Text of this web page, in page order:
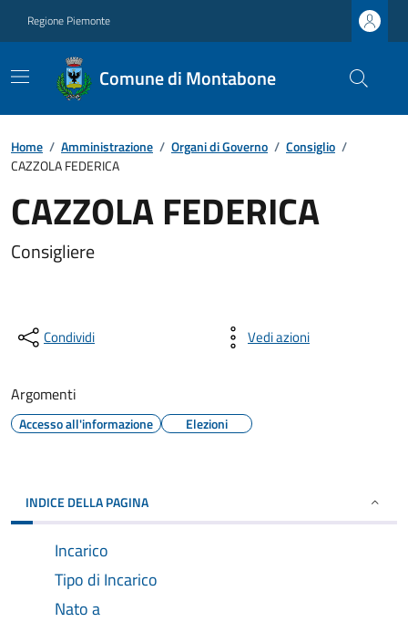
Regione Piemonte
Comune di Montabone
Home / Amministrazione / Organi di Governo / Consiglio /
CAZZOLA FEDERICA
CAZZOLA FEDERICA
Consigliere
Condividi Vedi azioni
Argomenti
Accesso all'informazione Elezioni
INDICE DELLA PAGINA
Incarico
Tipo di Incarico
Nato a